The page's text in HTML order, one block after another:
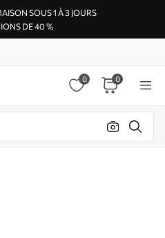
SOUS 1 À 3 JOURS
DE 40 %
0 0